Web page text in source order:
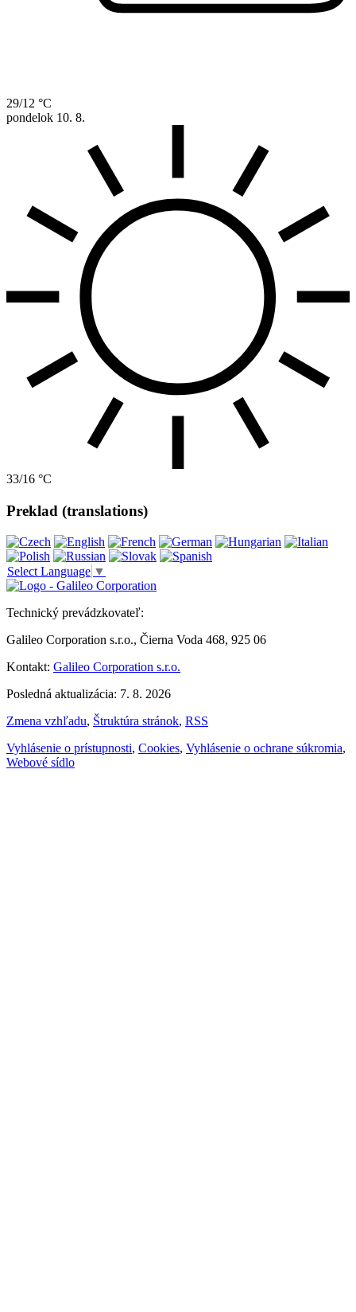
29/12 °C
pondelok 10. 8.
33/16 °C
Preklad (translations)
Select Language ▼
Technický prevádzkovateľ:
Galileo Corporation s.r.o., Čierna Voda 468, 925 06
Kontakt: Galileo Corporation s.r.o.
Posledná aktualizácia: 7. 8. 2026
Zmena vzhľadu, Štruktúra stránok, RSS
Vyhlásenie o prístupnosti, Cookies, Vyhlásenie o ochrane súkromia,
Webové sídlo